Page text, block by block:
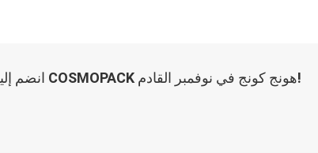
انضم إلينا في معرض COSMOPACK هونج كونج في نوفمبر القادم!